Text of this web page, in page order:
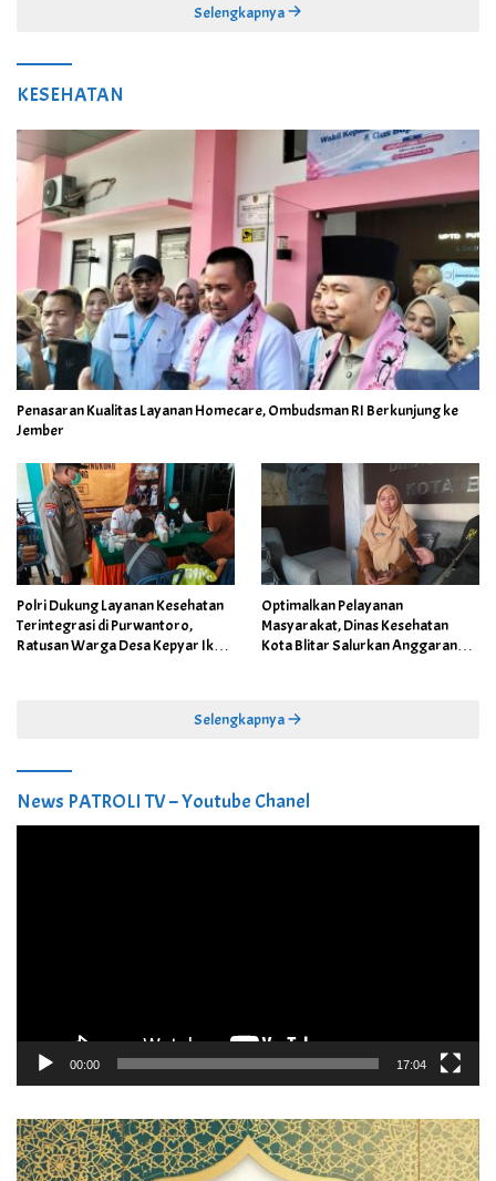
Selengkapnya
KESEHATAN
Penasaran Kualitas Layanan Homecare, Ombudsman RI Berkunjung ke
Jember
Polri Dukung Layanan Kesehatan
Terintegrasi di Purwantoro,
Ratusan Warga Desa Kepyar Ikuti
Optimalkan Pelayanan
Masyarakat, Dinas Kesehatan
Kota Blitar Salurkan Anggaran
Selengkapnya
News PATROLI TV – Youtube Chanel
00:00 17:04